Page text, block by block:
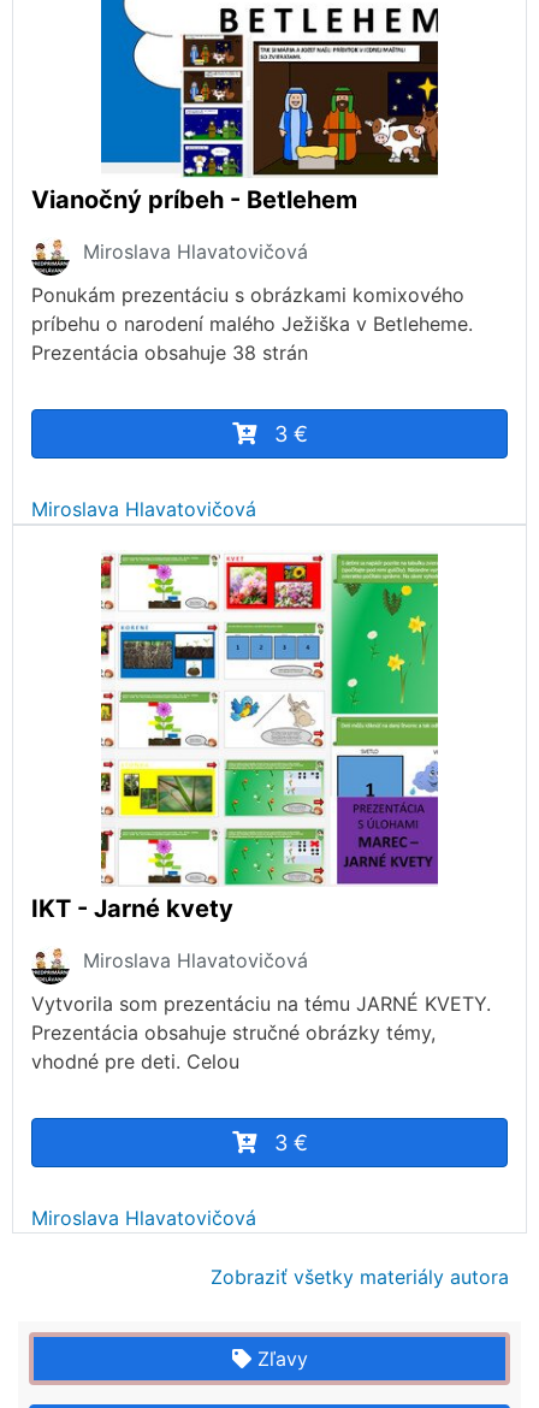
Vianočný príbeh - Betlehem
Miroslava Hlavatovičová
Ponukám prezentáciu s obrázkami komixového
príbehu o narodení malého Ježiška v Betleheme.
Prezentácia obsahuje 38 strán
3 €
Miroslava Hlavatovičová
IKT - Jarné kvety
Miroslava Hlavatovičová
Vytvorila som prezentáciu na tému JARNÉ KVETY.
Prezentácia obsahuje stručné obrázky témy,
vhodné pre deti. Celou
3 €
Miroslava Hlavatovičová
Zobraziť všetky materiály autora
Zľavy